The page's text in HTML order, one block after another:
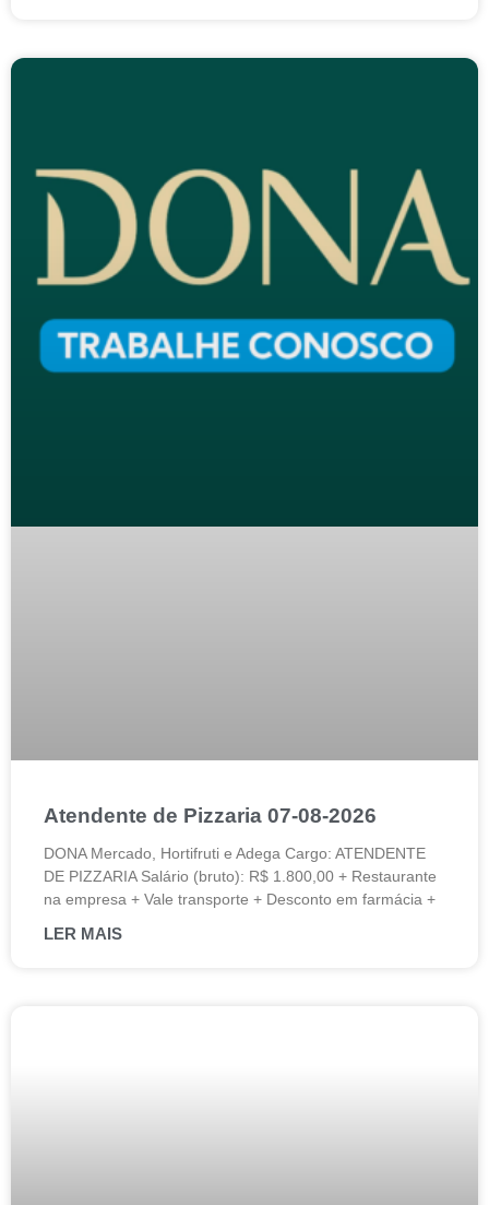
Atendente de Pizzaria 07-08-2026
DONA Mercado, Hortifruti e Adega Cargo: ATENDENTE
DE PIZZARIA Salário (bruto): R$ 1.800,00 + Restaurante
na empresa + Vale transporte + Desconto em farmácia +
LER MAIS